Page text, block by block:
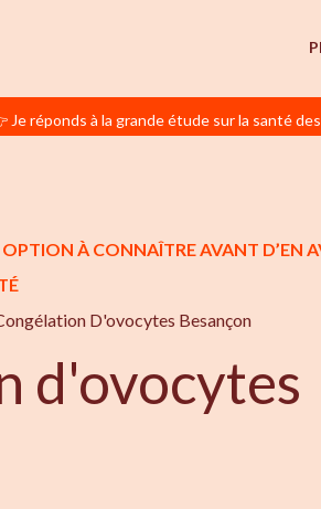
Je réponds à la grande étude sur la santé
OPTION À CONNAÎTRE AVANT D’EN
D'ovocytes Besançon
d'ovocytes